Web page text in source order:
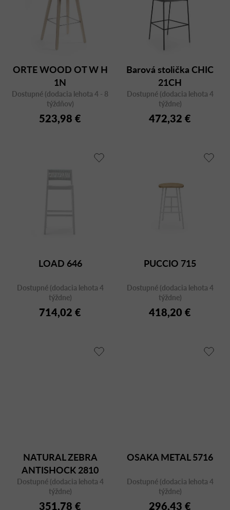
ORTE WOOD OT W H
1N
Dostupné (dodacia lehota 4 - 8
týždňov)
523,98 €
Barová stolička CHIC
21CH
Dostupné (dodacia lehota 4
týždne)
472,32 €
LOAD 646
Dostupné (dodacia lehota 4
týždne)
714,02 €
PUCCIO 715
Dostupné (dodacia lehota 4
týždne)
418,20 €
NATURAL ZEBRA
ANTISHOCK 2810
Dostupné (dodacia lehota 4
týždne)
351,78 €
OSAKA METAL 5716
Dostupné (dodacia lehota 4
týždne)
296,43 €